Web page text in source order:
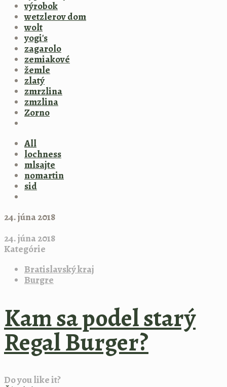
výrobok
wetzlerov dom
wolt
yogi's
zagarolo
zemiakové
žemle
zlatý
zmrzlina
zmzlina
Zorno
All
lochness
mlsajte
nomartin
sid
24. júna 2018
24. júna 2018
Kategórie
Bratislavský kraj
Burgre
Kam sa podel starý
Regal Burger?
Do you like it?